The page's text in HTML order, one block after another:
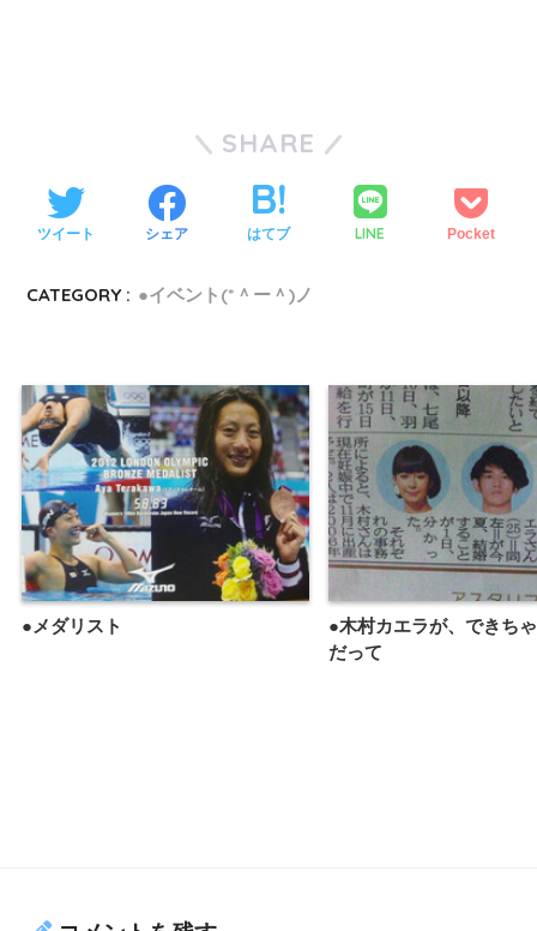
SHARE
ツイート シェア はてブ LINE Pocket
CATEGORY : ●イベント(*＾ー＾)ノ
●メダリスト
●木村カエラが、できち
だって